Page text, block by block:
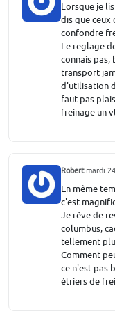
Lorsque je
dis que ceux
confondre
Le reglage
connais
transport
d'utilisation
faut pas
freinage un
Robertmardi
En même
c'est
Je rêve de
columbus,
tellement
Comment
ce n'est pas
étriers de